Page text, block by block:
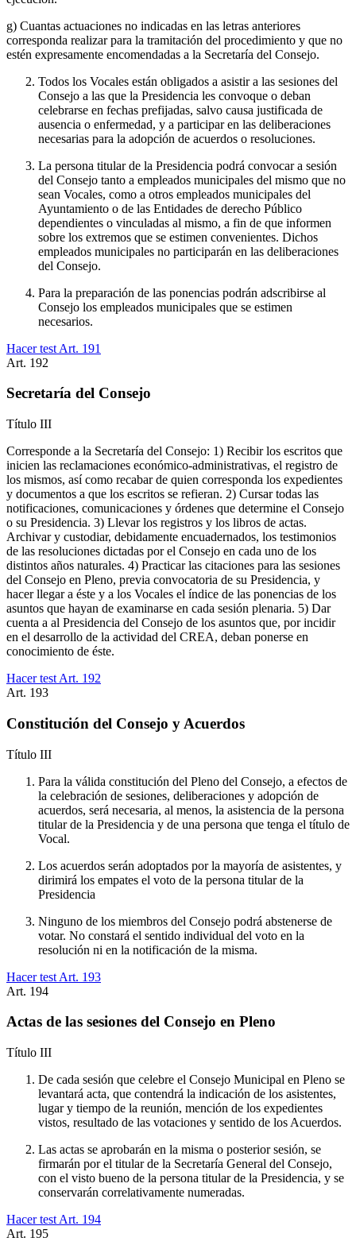
g) Cuantas actuaciones no indicadas en las letras anteriores
corresponda realizar para la tramitación del procedimiento y que no
estén expresamente encomendadas a la Secretaría del Consejo.
Todos los Vocales están obligados a asistir a las sesiones del
Consejo a las que la Presidencia les convoque o deban
celebrarse en fechas prefijadas, salvo causa justificada de
ausencia o enfermedad, y a participar en las deliberaciones
necesarias para la adopción de acuerdos o resoluciones.
La persona titular de la Presidencia podrá convocar a sesión
del Consejo tanto a empleados municipales del mismo que no
sean Vocales, como a otros empleados municipales del
Ayuntamiento o de las Entidades de derecho Público
dependientes o vinculadas al mismo, a fin de que informen
sobre los extremos que se estimen convenientes. Dichos
empleados municipales no participarán en las deliberaciones
del Consejo.
Para la preparación de las ponencias podrán adscribirse al
Consejo los empleados municipales que se estimen
necesarios.
Hacer test Art. 191
Art. 192
Secretaría del Consejo
Título III
Corresponde a la Secretaría del Consejo: 1) Recibir los escritos que
inicien las reclamaciones económico-administrativas, el registro de
los mismos, así como recabar de quien corresponda los expedientes
y documentos a que los escritos se refieran. 2) Cursar todas las
notificaciones, comunicaciones y órdenes que determine el Consejo
o su Presidencia. 3) Llevar los registros y los libros de actas.
Archivar y custodiar, debidamente encuadernados, los testimonios
de las resoluciones dictadas por el Consejo en cada uno de los
distintos años naturales. 4) Practicar las citaciones para las sesiones
del Consejo en Pleno, previa convocatoria de su Presidencia, y
hacer llegar a éste y a los Vocales el índice de las ponencias de los
asuntos que hayan de examinarse en cada sesión plenaria. 5) Dar
cuenta a al Presidencia del Consejo de los asuntos que, por incidir
en el desarrollo de la actividad del CREA, deban ponerse en
conocimiento de éste.
Hacer test Art. 192
Art. 193
Constitución del Consejo y Acuerdos
Título III
Para la válida constitución del Pleno del Consejo, a efectos de
la celebración de sesiones, deliberaciones y adopción de
acuerdos, será necesaria, al menos, la asistencia de la persona
titular de la Presidencia y de una persona que tenga el título de
Vocal.
Los acuerdos serán adoptados por la mayoría de asistentes, y
dirimirá los empates el voto de la persona titular de la
Presidencia
Ninguno de los miembros del Consejo podrá abstenerse de
votar. No constará el sentido individual del voto en la
resolución ni en la notificación de la misma.
Hacer test Art. 193
Art. 194
Actas de las sesiones del Consejo en Pleno
Título III
De cada sesión que celebre el Consejo Municipal en Pleno se
levantará acta, que contendrá la indicación de los asistentes,
lugar y tiempo de la reunión, mención de los expedientes
vistos, resultado de las votaciones y sentido de los Acuerdos.
Las actas se aprobarán en la misma o posterior sesión, se
firmarán por el titular de la Secretaría General del Consejo,
con el visto bueno de la persona titular de la Presidencia, y se
conservarán correlativamente numeradas.
Hacer test Art. 194
Art. 195